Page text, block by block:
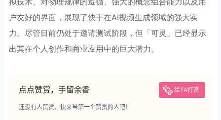
户友好的界面，展现了快手在AI视频生成领域的强大实
力。尽管目前仍处于邀请测试阶段，但「可灵」已经显示
出其在个人创作和商业应用中的巨大潜力。
点点赞赏，手留余香 给TA打赏
还没有人赞赏，快来当第一个赞赏的人吧！